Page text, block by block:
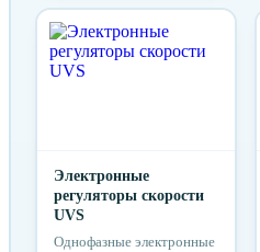
посредством изменения
питающего напряжения.
Электронные
регуляторы скорости
UVS
Однофазные электронные